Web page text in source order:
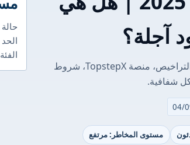
آجلة؟
اكتشف مراجعة شاملة لشركة Topstep لعام 2025. تعرف على التراخيص، منصة TopstepX، شروط
مستوى المخاطر: مرتفع